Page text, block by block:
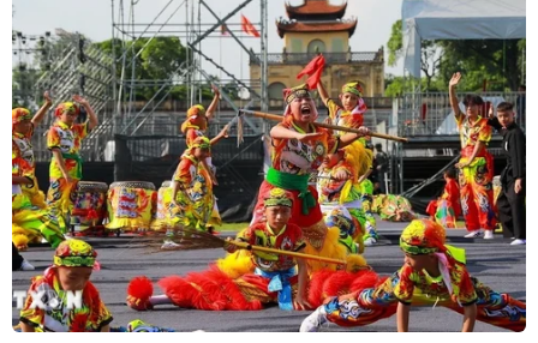
05/08/2026 23:15
Mỹ hoàn trả khoảng 100 tỷ USD thuế
quan sau phán quyết của Tòa án Tối
cao
05/08/2026 22:58
Xem thêm